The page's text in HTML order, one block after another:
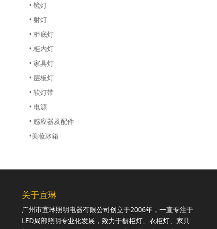
• 镜灯
• 射灯
• 柜底灯
• 柜内灯
• 家具灯
• 层板灯
• 软灯带
• 电源
• 感应器及配件
•美妆冰箱
关于宜琳
广州市宜琳照明电器有限公司创立于2006年，一直专注于
LED局部照明专业化发展，致力于橱柜灯、衣柜灯、家具